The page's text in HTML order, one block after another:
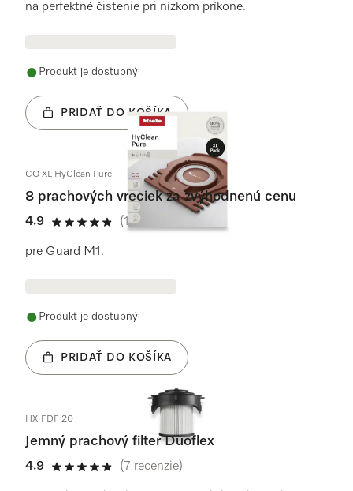
na perfektné čistenie pri nízkom príkone.
Produkt je dostupný
PRIDAŤ DO KOŠÍKA
CO XL HyClean Pure
8 prachových vreciek za zvýhodnenú cenu
4.9
4.9 / 5
(12 recenzie)
pre Guard M1.
Produkt je dostupný
PRIDAŤ DO KOŠÍKA
HX-FDF 20
Jemný prachový filter Duoflex
4.9
4.9 / 5
(7 recenzie)